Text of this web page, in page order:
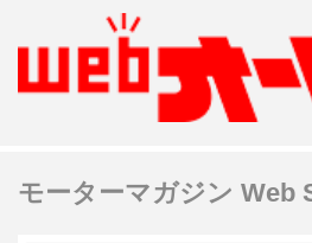
モーターマガジン Web